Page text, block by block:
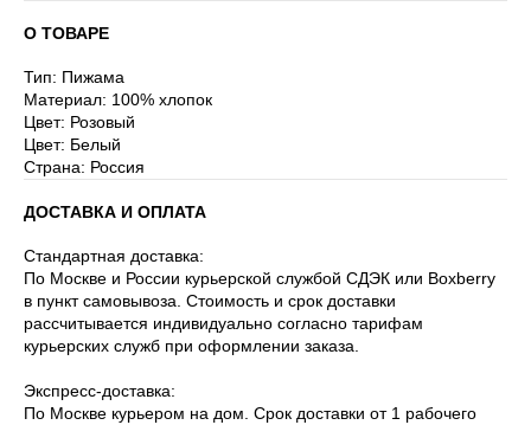
О ТОВАРЕ
Тип: Пижама
Материал: 100% хлопок
Цвет: Розовый
Цвет: Белый
Страна: Россия
ДОСТАВКА И ОПЛАТА
Стандартная доставка:
По Москве и России курьерской службой СДЭК или Boxberry
в пункт самовывоза. Стоимость и срок доставки
рассчитывается индивидуально согласно тарифам
курьерских служб при оформлении заказа.
Экспресс-доставка:
По Москве курьером на дом. Срок доставки от 1 рабочего